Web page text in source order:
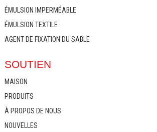
ÉMULSION IMPERMÉABLE
ÉMULSION TEXTILE
AGENT DE FIXATION DU SABLE
SOUTIEN
MAISON
PRODUITS
À PROPOS DE NOUS
NOUVELLES